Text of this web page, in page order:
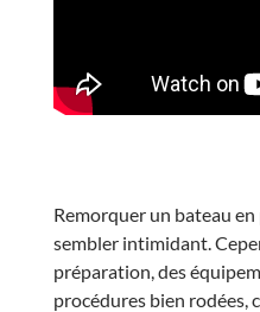
Remorquer un bateau
sembler intimidant.
préparation, des
procédures bien